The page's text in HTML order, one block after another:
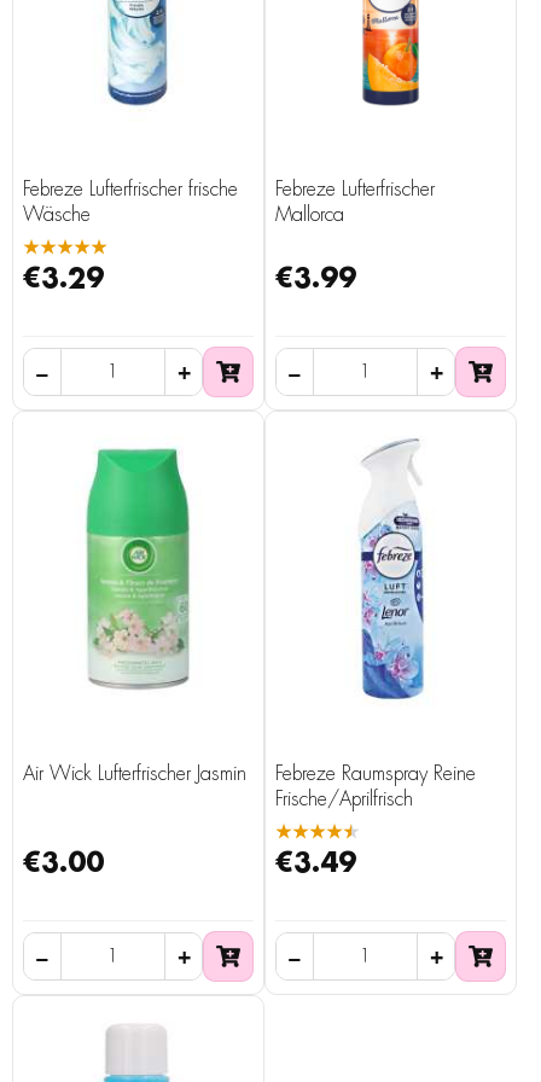
Febreze Lufterfrischer frische
Wäsche
★★★★★
€3.29
Febreze Lufterfrischer
Mallorca
€3.99
Air Wick Lufterfrischer Jasmin
€3.00
Febreze Raumspray Reine
Frische/Aprilfrisch
★★★★★
€3.49